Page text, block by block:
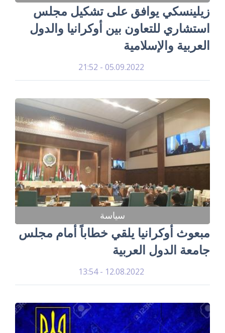
زيلينسكي يوافق على تشكيل مجلس
استشاري للتعاون بين أوكرانيا والدول
العربية والإسلامية
05.09.2022 - 21:52
سياسة
مبعوث أوكرانيا يلقي خطاباً أمام مجلس
جامعة الدول العربية
12.08.2022 - 13:54